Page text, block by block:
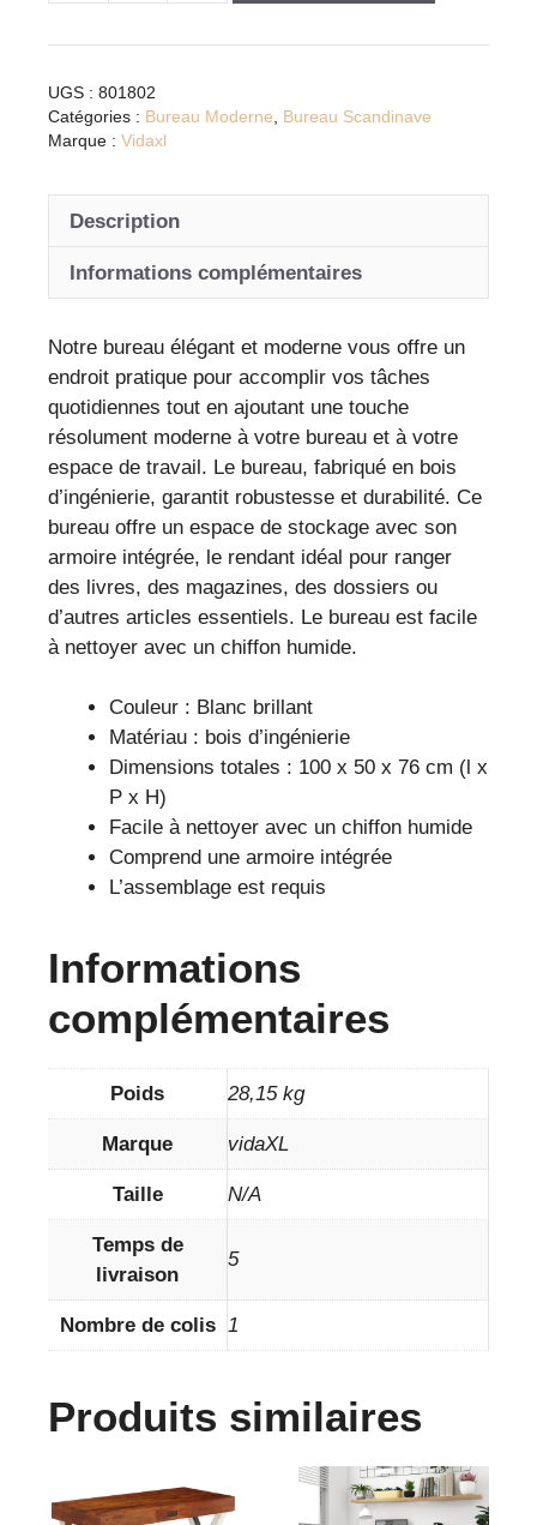
Bureau
brillant
rangement
bois
UGS : 801802
Catégories : Bureau Moderne, Bureau Scandinave
Marque : Vidaxl
Description
Informations complémentaires
Notre bureau élégant et moderne vous offre un
endroit pratique pour accomplir vos tâches
quotidiennes tout en ajoutant une touche
résolument moderne à votre bureau et à votre
espace de travail. Le bureau, fabriqué en bois
d’ingénierie, garantit robustesse et durabilité. Ce
bureau offre un espace de stockage avec son
armoire intégrée, le rendant idéal pour ranger
des livres, des magazines, des dossiers ou
d’autres articles essentiels. Le bureau est facile
à nettoyer avec un chiffon humide.
Couleur : Blanc brillant
Matériau : bois d’ingénierie
Dimensions totales : 100 x 50 x 76 cm (l x
P x H)
Facile à nettoyer avec un chiffon humide
Comprend une armoire intégrée
L’assemblage est requis
Informations
complémentaires
Poids 28,15 kg
Marque vidaXL
Taille N/A
Temps de
livraison
5
Nombre de colis 1
Produits similaires